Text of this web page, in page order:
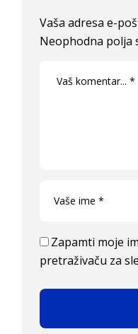
Vaša adresa e-
Neophodna polja
Zapamti moje
pretraživaču za